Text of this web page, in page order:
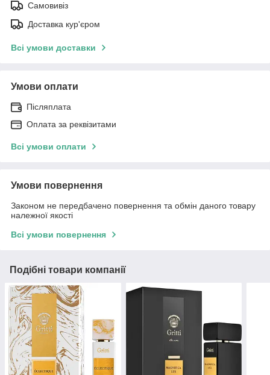
Самовивіз
Доставка кур'єром
Всі умови доставки
Умови оплати
Післяплата
Оплата за реквізитами
Всі умови оплати
Умови повернення
Законом не передбачено повернення та обмін даного товару
належної якості
Всі умови повернення
Подібні товари компанії